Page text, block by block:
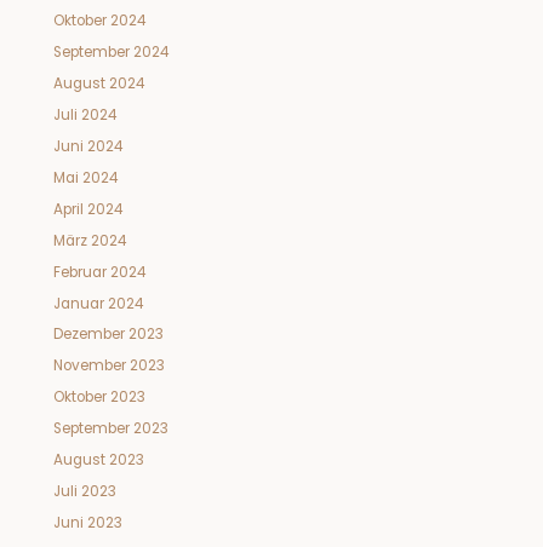
Oktober 2024
September 2024
August 2024
Juli 2024
Juni 2024
Mai 2024
April 2024
März 2024
Februar 2024
Januar 2024
Dezember 2023
November 2023
Oktober 2023
September 2023
August 2023
Juli 2023
Juni 2023